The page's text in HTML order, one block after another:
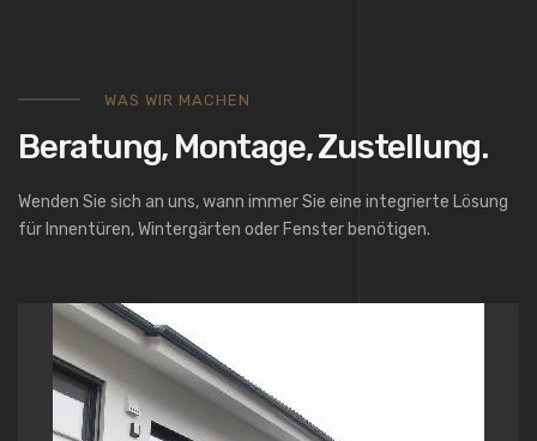
WAS WIR MACHEN
Beratung, Montage, Zustellung.
Wenden Sie sich an uns, wann immer Sie eine integrierte Lösung
für Innentüren, Wintergärten oder Fenster benötigen.